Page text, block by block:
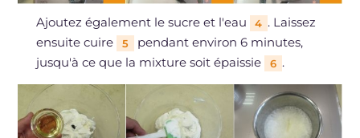
Ajoutez également le sucre et l'eau 4 . Laissez
ensuite cuire
5
pendant environ 6 minutes,
jusqu'à ce que la mixture soit épaissie
6 .